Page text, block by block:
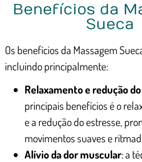
Benefícios da
Sueca
Os benefícios da Massagem
incluindo principalmente:
Relaxamento e redução
principais benefícios é o
e a redução do estresse,
movimentos suaves e
Alívio da dor muscular: a